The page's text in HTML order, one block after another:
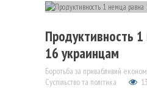
Продуктивность
16 украинцам
Боротьба за привабливий
Суспільство та політика